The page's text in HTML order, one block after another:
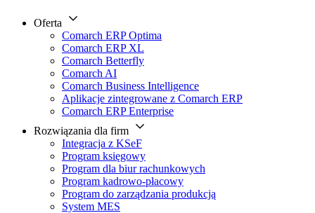
Oferta
Comarch ERP Optima
Comarch ERP XL
Comarch Betterfly
Comarch AI
Comarch Business Intelligence
Aplikacje zintegrowane z Comarch ERP
Comarch ERP Enterprise
Rozwiązania dla firm
Integracja z KSeF
Program księgowy
Program dla biur rachunkowych
Program kadrowo-płacowy
Program do zarządzania produkcją
System MES